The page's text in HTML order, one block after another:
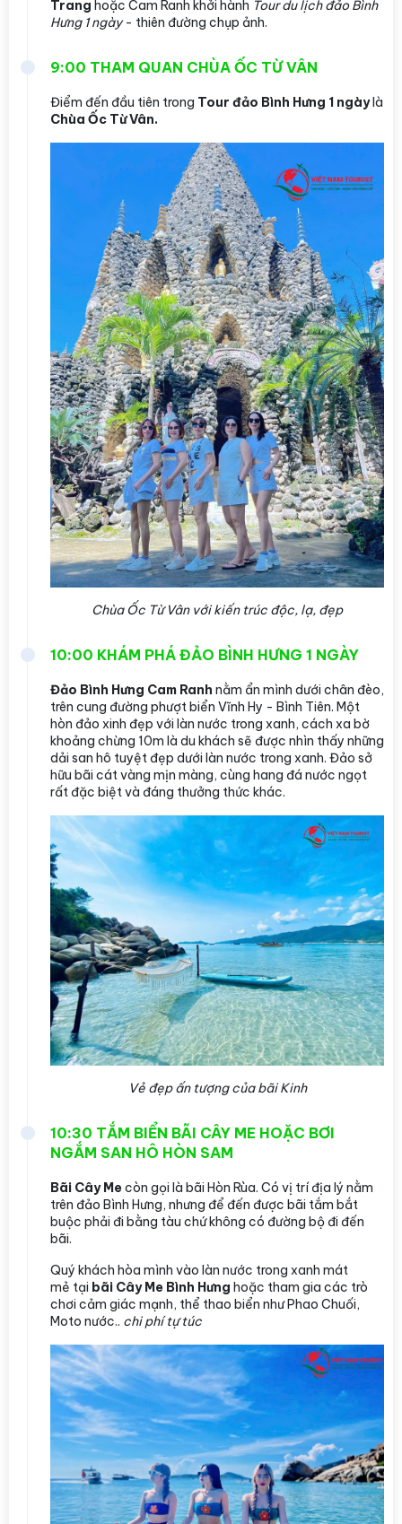
Trang hoặc Cam Ranh khởi hành Tour du lịch đảo Bình
Hưng 1 ngày- thiên đường chụp ảnh.
9:00 THAM QUAN CHÙA ỐC TỪ VÂN
Điểm đến đầu tiên trong Tour đảo Bình Hưng 1 ngàylà
Chùa Ốc Từ Vân.
Chùa Ốc Từ Vân với kiến trúc độc, lạ, đẹp
10:00 KHÁM PHÁ ĐẢO BÌNH HƯNG 1 NGÀY
Đảo Bình Hưng Cam Ranh nằm ẩn mình dưới chân đèo,
trên cung đường phượt biển Vĩnh Hy - Bình Tiên. Một
hòn đảo xinh đẹp với làn nước trong xanh, cách xa bờ
khoảng chừng 10m là du khách sẽ được nhìn thấy những
dải san hô tuyệt đẹp dưới làn nước trong xanh. Đảo sở
hữu bãi cát vàng mịn màng, cùng hang đá nước ngọt
rất đặc biệt và đáng thưởng thức khác.
Vẻ đẹp ấn tượng của bãi Kinh
10:30 TẮM BIỂN BÃI CÂY ME HOẶC BƠI
NGẮM SAN HÔ HÒN SAM
Bãi Cây Mecòn gọi là bãi Hòn Rùa. Có vị trí địa lý nằm
trên đảo Bình Hưng, nhưng để đến được bãi tắm bắt
buộc phải đi bằng tàu chứ không có đường bộ đi đến
bãi.
Quý khách hòa mình vào làn nước trong xanh mát
mẻ tại bãi Cây Me Bình Hưng hoặc tham gia các trò
chơi cảm giác mạnh, thể thao biển như Phao Chuối,
Moto nước.. chi phí tự túc